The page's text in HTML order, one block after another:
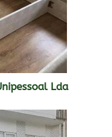
Lda